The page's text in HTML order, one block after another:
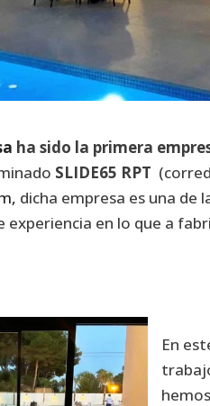
ha sido la primera
SLIDE65 RPT
dicha empresa es una de
experiencia en lo que a
En
hemos